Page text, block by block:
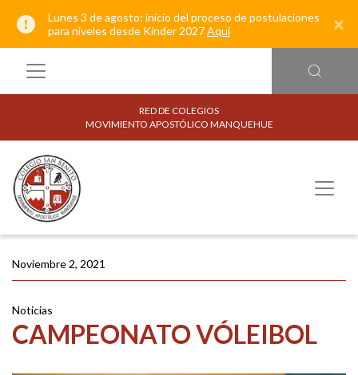
Lunes 3 de agosto: inicio del proceso de postulaciones
para niveles desde Kínder 2027Aquí ×
RED DE COLEGIOS
MOVIMIENTO APOSTÓLICO MANQUEHUE
Noviembre 2, 2021
Noticias
CAMPEONATO VÓLEIBOL